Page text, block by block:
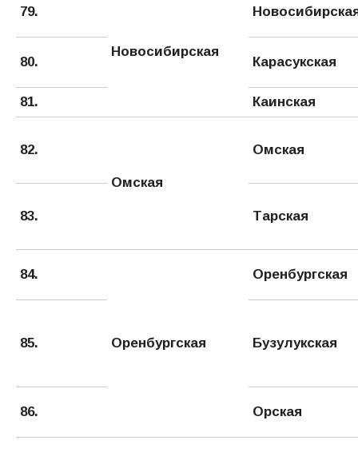
79.
Новосибирская
80. Карасукская
81. Каинская
82.
Омская
Омская
83. Тарская
84.
Оренбургская
Оренбургская
85. Бузулукская
86. Орская